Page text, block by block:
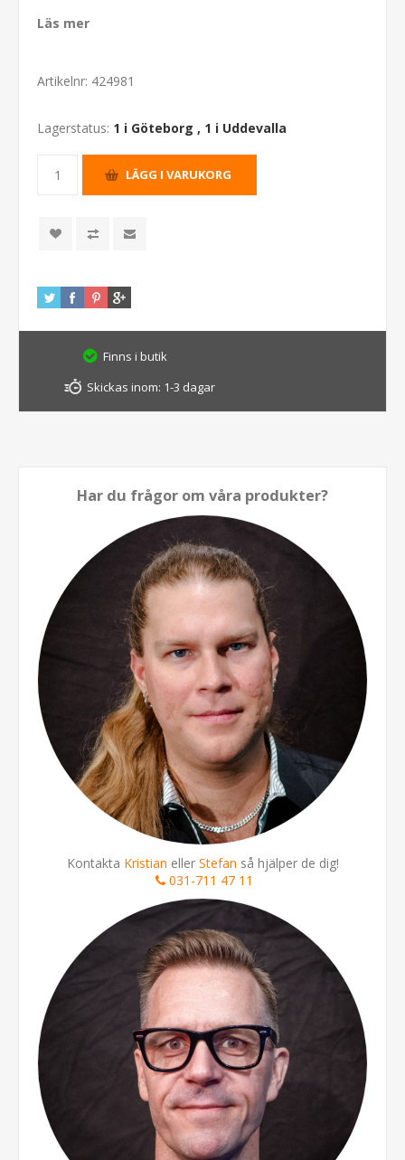
Läs mer
Artikelnr: 424981
Lagerstatus: 1 i Göteborg , 1 i Uddevalla
Finns i butik
Skickas inom: 1-3 dagar
Har du frågor om våra produkter?
Kontakta Kristian eller Stefan så hjälper de dig!
031-711 47 11